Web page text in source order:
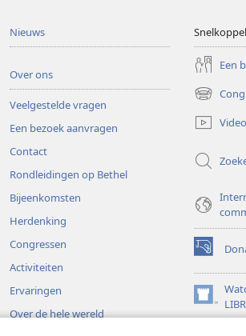
Nieuws
Over ons
Veelgestelde vragen
Een bezoek aanvragen
Contact
Rondleidingen op Bethel
Bijeenkomsten
Herdenking
Congressen
Activiteiten
Ervaringen
Over de hele wereld
Een
(opent
nieuw
venster)
(opent
nieuw
venster)
(opent
nieuw